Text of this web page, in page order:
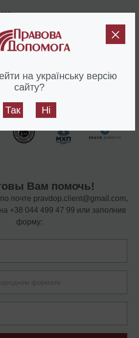
Вам помочь!
почте pravdop.client@gmail.com,
+38 044 499 47 99 или заполнив
форму:
на українську версію
сайту?
Так Ні